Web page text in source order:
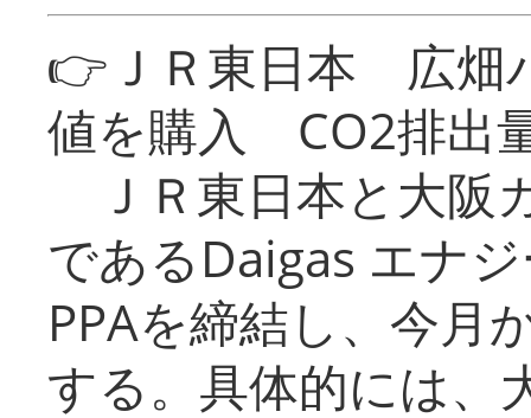
👉ＪＲ東日本 広畑
値を購入 CO2排出
ＪＲ東日本と大阪
であるDaigas エナ
PPAを締結し、今月
する。具体的には、